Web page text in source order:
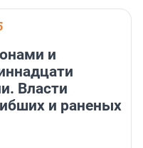
и
Власти
и раненых